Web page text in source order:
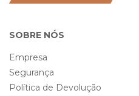
SOBRE NÓS
Empresa
Segurança
Política de Devolução